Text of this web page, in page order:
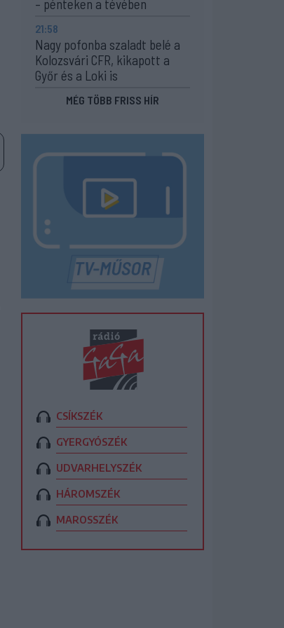
– pénteken a tévében
21:58
Nagy pofonba szaladt belé a
Kolozsvári CFR, kikapott a
Győr és a Loki is
MÉG TÖBB FRISS HÍR
CSÍKSZÉK
GYERGYÓSZÉK
UDVARHELYSZÉK
HÁROMSZÉK
MAROSSZÉK